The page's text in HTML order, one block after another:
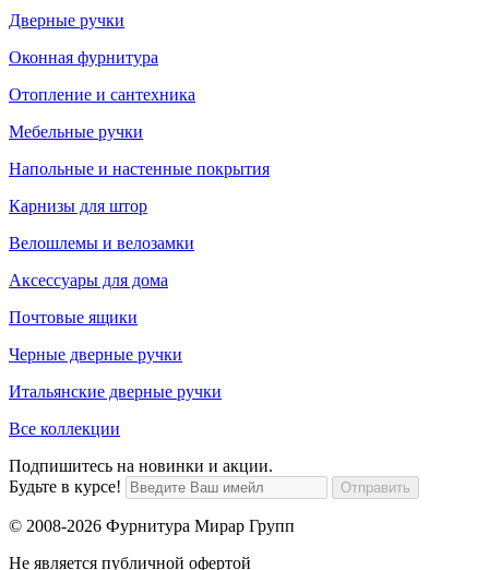
Дверные ручки
Оконная фурнитура
Отопление и сантехника
Мебельные ручки
Напольные и настенные покрытия
Карнизы для штор
Велошлемы и велозамки
Аксессуары для дома
Почтовые ящики
Черные дверные ручки
Итальянские дверные ручки
Все коллекции
Подпишитесь на новинки и акции.
Будьте в курсе!
© 2008-2026 Фурнитура Мирар Групп
Не является публичной офертой